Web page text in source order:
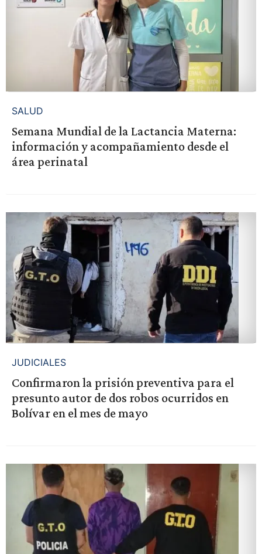
SALUD
Semana Mundial de la Lactancia Materna:
información y acompañamiento desde el
área perinatal
JUDICIALES
Confirmaron la prisión preventiva para el
presunto autor de dos robos ocurridos en
Bolívar en el mes de mayo